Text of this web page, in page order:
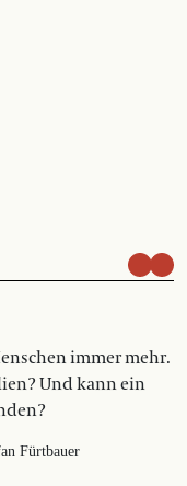
immer mehr.
Und kann ein
Fürtbauer